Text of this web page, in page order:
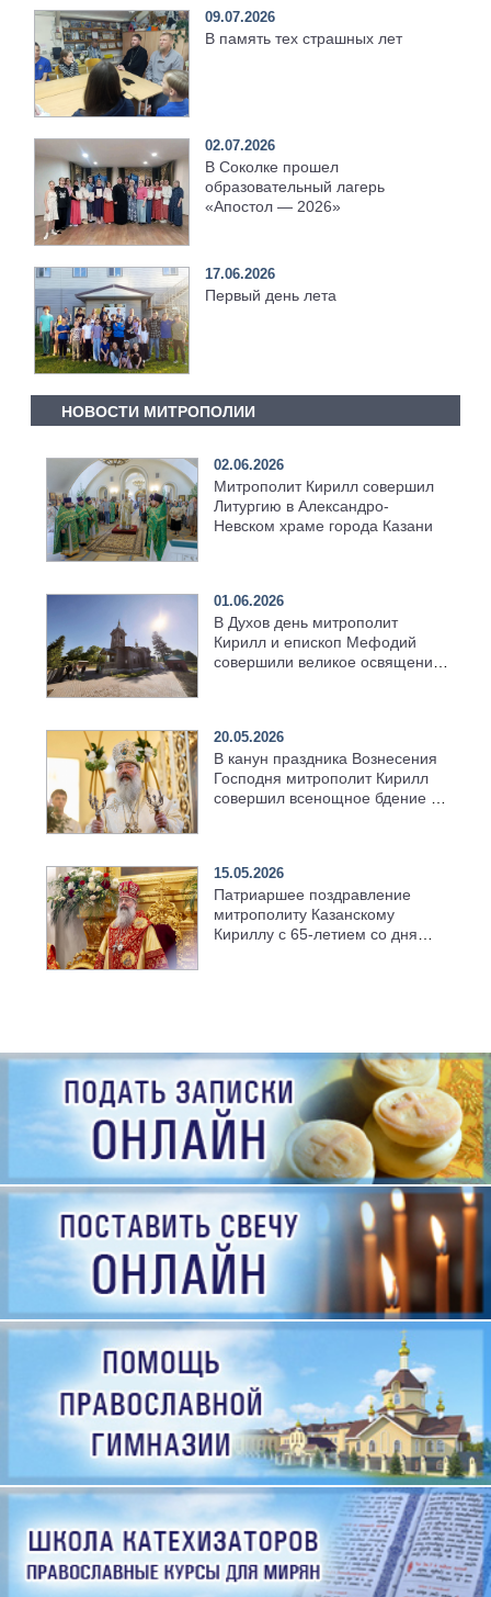
09.07.2026
В память тех страшных лет
02.07.2026
В Соколке прошел
образовательный лагерь
«Апостол — 2026»
17.06.2026
Первый день лета
НОВОСТИ МИТРОПОЛИИ
02.06.2026
Митрополит Кирилл совершил
Литургию в Александро-
Невском храме города Казани
01.06.2026
В Духов день митрополит
Кирилл и епископ Мефодий
совершили великое освящение
20.05.2026
В канун праздника Вознесения
Господня митрополит Кирилл
совершил всенощное бдение в
15.05.2026
Патриаршее поздравление
митрополиту Казанскому
Кириллу с 65-летием со дня